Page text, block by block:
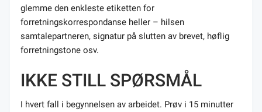
glemme den enkleste etiketten for
forretningskorrespondanse heller – hilsen
samtalepartneren, signatur på slutten av brevet, høflig
forretningstone osv.
IKKE STILL SPØRSMÅL
I hvert fall i begynnelsen av arbeidet. Prøv i 15 minutter